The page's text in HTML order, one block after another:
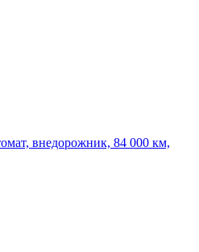
внедорожник, 84 000 км,